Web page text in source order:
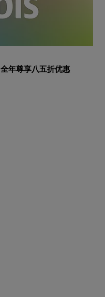
全年尊享八五折优惠